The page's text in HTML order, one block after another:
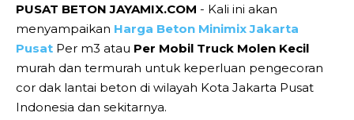
PUSAT BETON JAYAMIX.COM - Kali ini akan
menyampaikan Harga Beton Minimix Jakarta
Pusat Per m3 atau Per Mobil Truck Molen Kecil
murah dan termurah untuk keperluan pengecoran
cor dak lantai beton di wilayah Kota Jakarta Pusat
Indonesia dan sekitarnya.